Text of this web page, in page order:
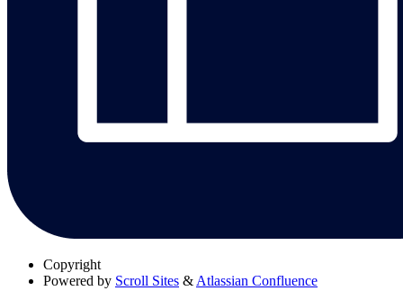
Copyright
Powered by Scroll Sites & Atlassian Confluence